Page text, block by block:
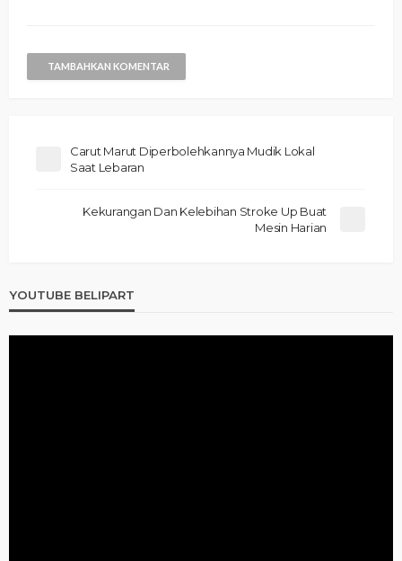
TAMBAHKAN KOMENTAR
Carut Marut Diperbolehkannya Mudik Lokal
Saat Lebaran
Kekurangan Dan Kelebihan Stroke Up Buat
Mesin Harian
YOUTUBE BELIPART